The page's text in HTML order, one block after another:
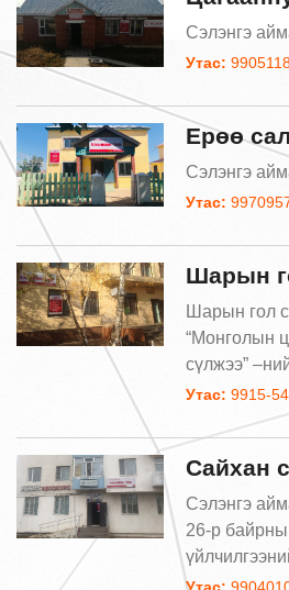
Сэлэнгэ
Утас:
Ерөө
Сэлэнгэ
Утас:
Шарын
Шарын гол
“Монголын
сүлжээ”
Утас: 9915-
Сайхан
Сэлэнгэ
26-р